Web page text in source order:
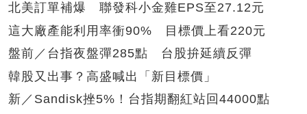
北美訂單補爆 聯發科小金雞EPS至27.12元
這大廠產能利用率衝90% 目標價上看220元
盤前／台指夜盤彈285點 台股拚延續反彈
韓股又出事？高盛喊出「新目標價」
新／Sandisk挫5%！台指期翻紅站回44000點